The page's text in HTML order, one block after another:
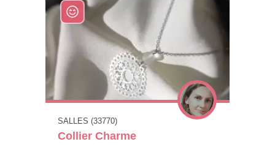
SALLES (33770)
Collier Charme